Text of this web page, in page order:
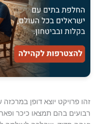
רבועים בהם תמצאו כיכר